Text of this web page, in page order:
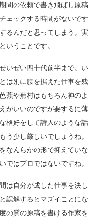
間の依頼で書き飛ばし原
ェックする時間がないで
るんだと思ってしまう。
いうことです。
いぜい四十代前半まで。
は別に腰を据えた仕事を
蕉や蕪村はもちろん神の
がいいのですが要するに
格好をして詩人のような
う少し厳しいでしょうね
なんらかの形で抑えてい
ではプロではないですね
は自分が成した仕事を決
誤解するとマズイことに
の質の原稿を書ける作家